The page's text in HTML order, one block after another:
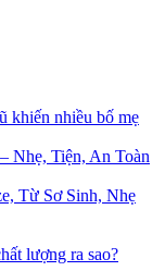
khiến nhiều bố mẹ
Nhẹ, Tiện, An Toàn
Từ Sơ Sinh, Nhẹ
lượng ra sao?